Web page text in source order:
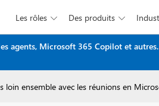
Les rôles  Des produits 
agents, Microsoft 365 Copilot et
loin ensemble avec les réunions en